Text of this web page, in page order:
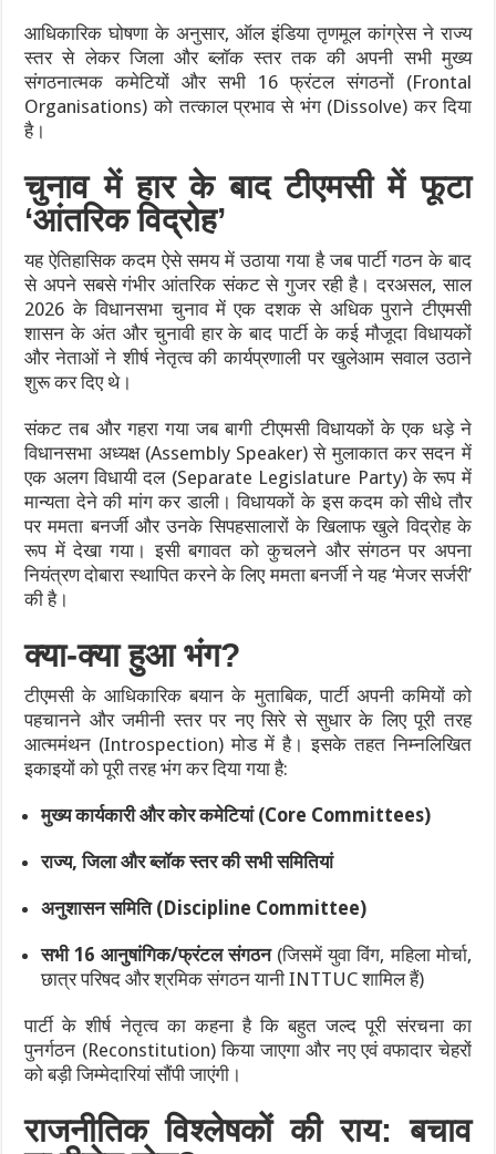
आधिकारिक घोषणा के अनुसार, ऑल इंडिया तृणमूल कांग्रेस ने राज्य
स्तर से लेकर जिला और ब्लॉक स्तर तक की अपनी सभी मुख्य
संगठनात्मक कमेटियों और सभी 16 फ्रंटल संगठनों (Frontal
Organisations) को तत्काल प्रभाव से भंग (Dissolve) कर दिया
है।
चुनाव में हार के बाद टीएमसी में फूटा
‘आंतरिक विद्रोह’
यह ऐतिहासिक कदम ऐसे समय में उठाया गया है जब पार्टी गठन के बाद
से अपने सबसे गंभीर आंतरिक संकट से गुजर रही है। दरअसल, साल
2026 के विधानसभा चुनाव में एक दशक से अधिक पुराने टीएमसी
शासन के अंत और चुनावी हार के बाद पार्टी के कई मौजूदा विधायकों
और नेताओं ने शीर्ष नेतृत्व की कार्यप्रणाली पर खुलेआम सवाल उठाने
शुरू कर दिए थे।
संकट तब और गहरा गया जब बागी टीएमसी विधायकों के एक धड़े ने
विधानसभा अध्यक्ष (Assembly Speaker) से मुलाकात कर सदन में
एक अलग विधायी दल (Separate Legislature Party) के रूप में
मान्यता देने की मांग कर डाली। विधायकों के इस कदम को सीधे तौर
पर ममता बनर्जी और उनके सिपहसालारों के खिलाफ खुले विद्रोह के
रूप में देखा गया। इसी बगावत को कुचलने और संगठन पर अपना
नियंत्रण दोबारा स्थापित करने के लिए ममता बनर्जी ने यह ‘मेजर सर्जरी’
की है।
क्या-क्या हुआ भंग?
टीएमसी के आधिकारिक बयान के मुताबिक, पार्टी अपनी कमियों को
पहचानने और जमीनी स्तर पर नए सिरे से सुधार के लिए पूरी तरह
आत्ममंथन (Introspection) मोड में है। इसके तहत निम्नलिखित
इकाइयों को पूरी तरह भंग कर दिया गया है:
मुख्य कार्यकारी और कोर कमेटियां (Core Committees)
राज्य, जिला और ब्लॉक स्तर की सभी समितियां
अनुशासन समिति (Discipline Committee)
सभी 16 आनुषांगिक/फ्रंटल संगठन(जिसमें युवा विंग, महिला मोर्चा,
छात्र परिषद और श्रमिक संगठन यानी INTTUC शामिल हैं)
पार्टी के शीर्ष नेतृत्व का कहना है कि बहुत जल्द पूरी संरचना का
पुनर्गठन (Reconstitution) किया जाएगा और नए एवं वफादार चेहरों
को बड़ी जिम्मेदारियां सौंपी जाएंगी।
राजनीतिक विश्लेषकों की राय: बचाव